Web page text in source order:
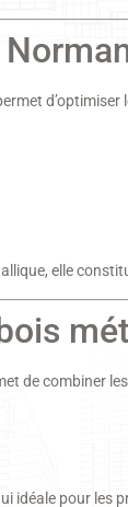
elle
de combiner
idéale pour les